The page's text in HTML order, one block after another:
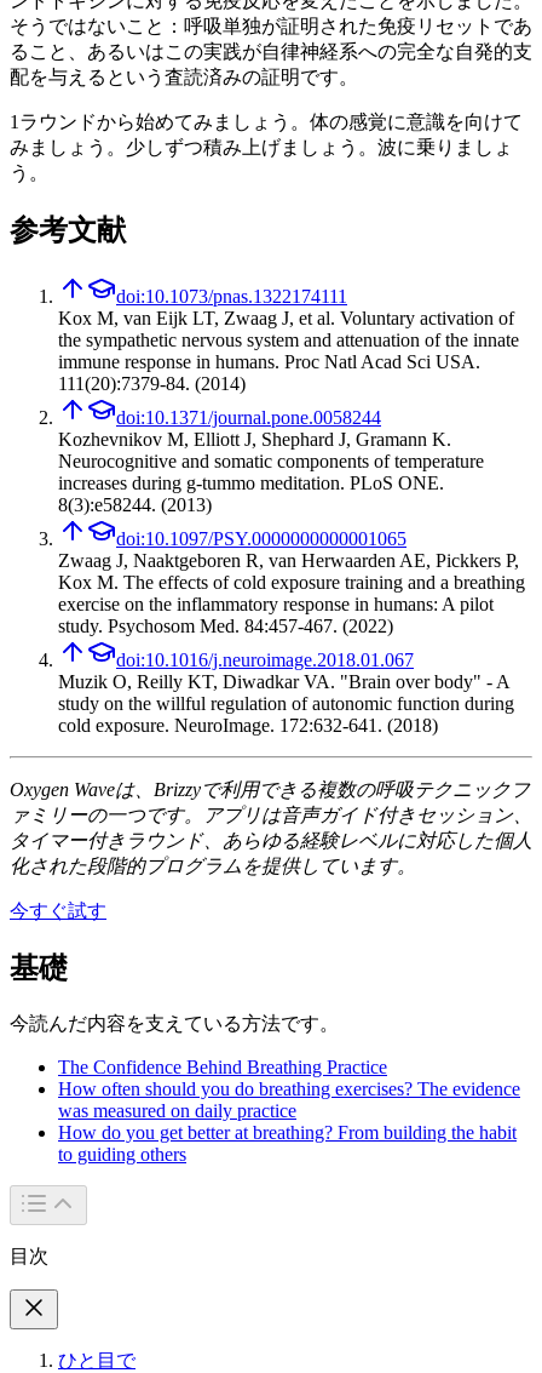
そうではないこと：呼吸単独が証明された免疫リセットであ
ること、あるいはこの実践が自律神経系への完全な自発的支
配を与えるという査読済みの証明です。
1ラウンドから始めてみましょう。体の感覚に意識を向けて
みましょう。少しずつ積み上げましょう。波に乗りましょ
う。
参考文献
doi:10.1073/pnas.1322174111
Kox M, van Eijk LT, Zwaag J, et al. Voluntary activation of
the sympathetic nervous system and attenuation of the innate
immune response in humans. Proc Natl Acad Sci USA.
111(20):7379-84. (2014)
doi:10.1371/journal.pone.0058244
Kozhevnikov M, Elliott J, Shephard J, Gramann K.
Neurocognitive and somatic components of temperature
increases during g-tummo meditation. PLoS ONE.
8(3):e58244. (2013)
doi:10.1097/PSY.0000000000001065
Zwaag J, Naaktgeboren R, van Herwaarden AE, Pickkers P,
Kox M. The effects of cold exposure training and a breathing
exercise on the inflammatory response in humans: A pilot
study. Psychosom Med. 84:457-467. (2022)
doi:10.1016/j.neuroimage.2018.01.067
Muzik O, Reilly KT, Diwadkar VA. "Brain over body" - A
study on the willful regulation of autonomic function during
cold exposure. NeuroImage. 172:632-641. (2018)
Oxygen Waveは、Brizzyで利用できる複数の呼吸テクニックフ
ァミリーの一つです。アプリは音声ガイド付きセッション、
タイマー付きラウンド、あらゆる経験レベルに対応した個人
化された段階的プログラムを提供しています。
今すぐ試す
基礎
今読んだ内容を支えている方法です。
The Confidence Behind Breathing Practice
How often should you do breathing exercises? The evidence
was measured on daily practice
How do you get better at breathing? From building the habit
to guiding others
目次
ひと目で